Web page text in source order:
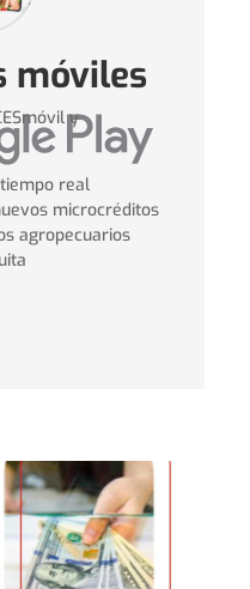
móviles
y
real
microcréditos
agropecuarios